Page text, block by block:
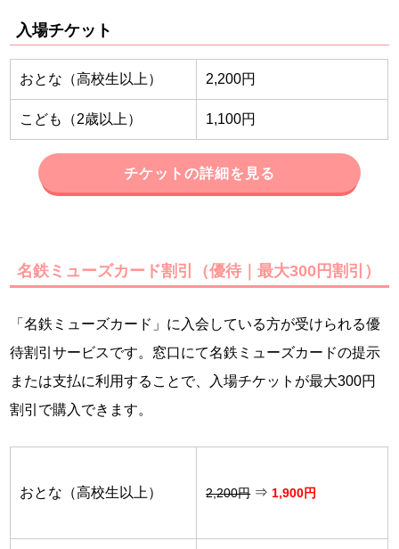
入場チケット
おとな（高校生以上） 2,200円
こども（2歳以上） 1,100円
チケットの詳細を見る
名鉄ミューズカード割引（優待｜最大300円割引）
「名鉄ミューズカード」に入会している方が受けられる優
待割引サービスです。窓口にて名鉄ミューズカードの提示
または支払に利用することで、入場チケットが最大300円
割引で購入できます。
おとな（高校生以上） 2,200円⇒ 1,900円